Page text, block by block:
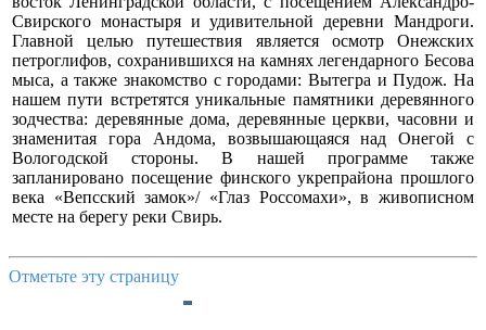
Свирского монастыря и удивительной деревни Мандроги.
Главной целью путешествия является осмотр Онежских
петроглифов, сохранившихся на камнях легендарного Бесова
мыса, а также знакомство с городами: Вытегра и Пудож. На
нашем пути встретятся уникальные памятники деревянного
зодчества: деревянные дома, деревянные церкви, часовни и
знаменитая гора Андома, возвышающаяся над Онегой с
Вологодской стороны. В нашей программе также
запланировано посещение финского укрепрайона прошлого
века «Вепсский замок»/ «Глаз Россомахи», в живописном
месте на берегу реки Свирь.
Отметьте эту страницу